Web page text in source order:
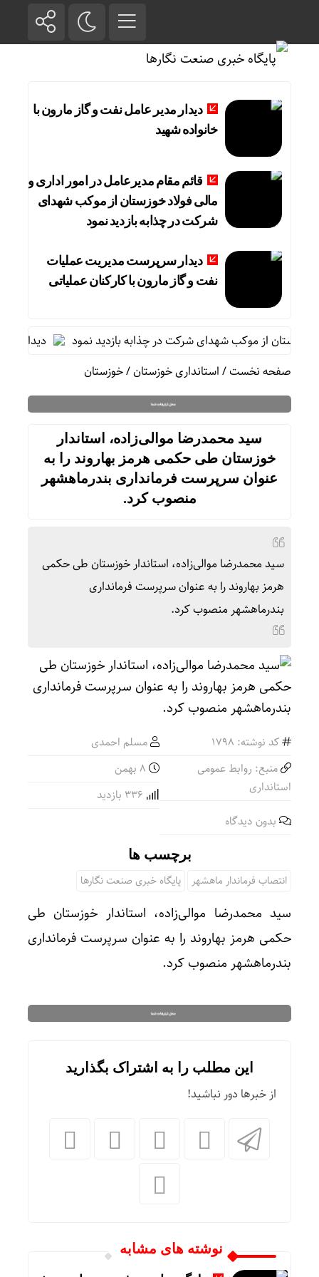
دیدار مدیر عامل نفت و گاز مارون با
خانواده شهید
قائم مقام مدیرعامل در امور اداری و
مالی فولاد خوزستان از موکب شهدای
شرکت در چذابه بازدید نمود
دیدار سرپرست مدیریت عملیات
نفت و گاز مارون با کارکنان عملیاتی
خوزستان از موکب شهدای شرکت در چذابه بازدید نمود
دیدار
صفحه نخست/استانداری خوزستان/خوزستان
سید محمدرضا موالی‌زاده، استاندار
خوزستان طی حکمی هرمز بهاروند را به
عنوان سرپرست فرمانداری بندرماهشهر
منصوب کرد.
سید محمدرضا موالی‌زاده، استاندار خوزستان طی حکمی
هرمز بهاروند را به عنوان سرپرست فرمانداری
بندرماهشهر منصوب کرد.
کد نوشته: 1798
مسلم احمدی
منبع: روابط عمومی
استانداری
بدون دیدگاه
برچسب ها
انتصاب فرماندار ماهشهر پایگاه خبری صنعت نگارها
سید محمدرضا موالی‌زاده، استاندار خوزستان طی
حکمی هرمز بهاروند را به عنوان سرپرست فرمانداری
بندرماهشهر منصوب کرد.
این مطلب را به اشتراک بگذارید
از خبرها دور نباشید!
نوشته های مشابه